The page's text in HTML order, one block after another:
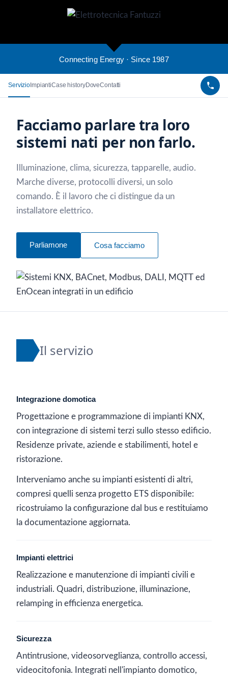
Connecting Energy · Since 1987
Servizio ImpiantiCase historyDoveContatti
Facciamo parlare tra loro
sistemi nati per non farlo.
Illuminazione, clima, sicurezza, tapparelle, audio.
Marche diverse, protocolli diversi, un solo
comando. È il lavoro che ci distingue da un
installatore elettrico.
Parliamone Cosa facciamo
Il servizio
Integrazione domotica
Progettazione e programmazione di impianti KNX,
con integrazione di sistemi terzi sullo stesso edificio.
Residenze private, aziende e stabilimenti, hotel e
ristorazione.
Interveniamo anche su impianti esistenti di altri,
compresi quelli senza progetto ETS disponibile:
ricostruiamo la configurazione dal bus e restituiamo
la documentazione aggiornata.
Impianti elettrici
Realizzazione e manutenzione di impianti civili e
industriali. Quadri, distribuzione, illuminazione,
relamping in efficienza energetica.
Sicurezza
Antintrusione, videosorveglianza, controllo accessi,
videocitofonia. Integrati nell'impianto domotico,